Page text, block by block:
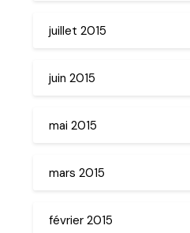
juillet 2015
juin 2015
mai 2015
mars 2015
février 2015